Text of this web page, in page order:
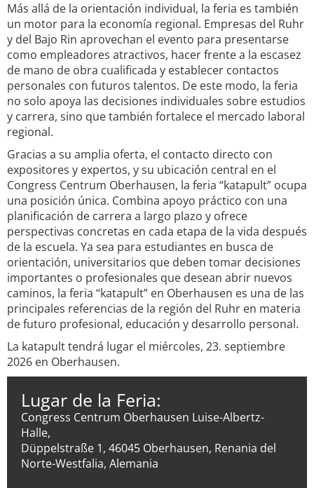
Más allá de la orientación individual, la feria es también
un motor para la economía regional. Empresas del Ruhr
y del Bajo Rin aprovechan el evento para presentarse
como empleadores atractivos, hacer frente a la escasez
de mano de obra cualificada y establecer contactos
personales con futuros talentos. De este modo, la feria
no solo apoya las decisiones individuales sobre estudios
y carrera, sino que también fortalece el mercado laboral
regional.
Gracias a su amplia oferta, el contacto directo con
expositores y expertos, y su ubicación central en el
Congress Centrum Oberhausen, la feria “katapult” ocupa
una posición única. Combina apoyo práctico con una
planificación de carrera a largo plazo y ofrece
perspectivas concretas en cada etapa de la vida después
de la escuela. Ya sea para estudiantes en busca de
orientación, universitarios que deben tomar decisiones
importantes o profesionales que desean abrir nuevos
caminos, la feria “katapult” en Oberhausen es una de las
principales referencias de la región del Ruhr en materia
de futuro profesional, educación y desarrollo personal.
La katapult tendrá lugar el miércoles, 23. septiembre
2026 en Oberhausen.
Lugar de la Feria:
Congress Centrum Oberhausen Luise-Albertz-
Halle,
Düppelstraße 1, 46045 Oberhausen, Renania del
Norte-Westfalia, Alemania